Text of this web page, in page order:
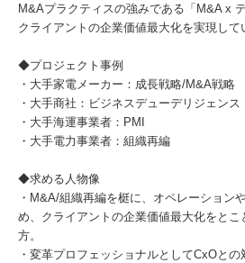
M&Aプラクティスの強みである「M&A x
クライアントの企業価値最大化を実現して
◆プロジェクト事例
・大手家電メーカー：成長戦略/M&A戦略
・大手商社：ビジネスデューデリジェンス
・大手海運事業者：PMI
・大手電力事業者：組織再編
◆求める人物像
・M&A/組織再編を梃に、オペレーション
め、クライアントの企業価値最大化をと
方。
・変革プロフェッショナルとしてCxOと